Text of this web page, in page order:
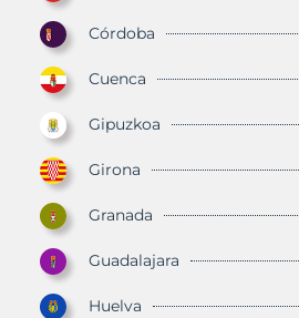
Córdoba
Cuenca
Gipuzkoa
Girona
Granada
Guadalajara
Huelva